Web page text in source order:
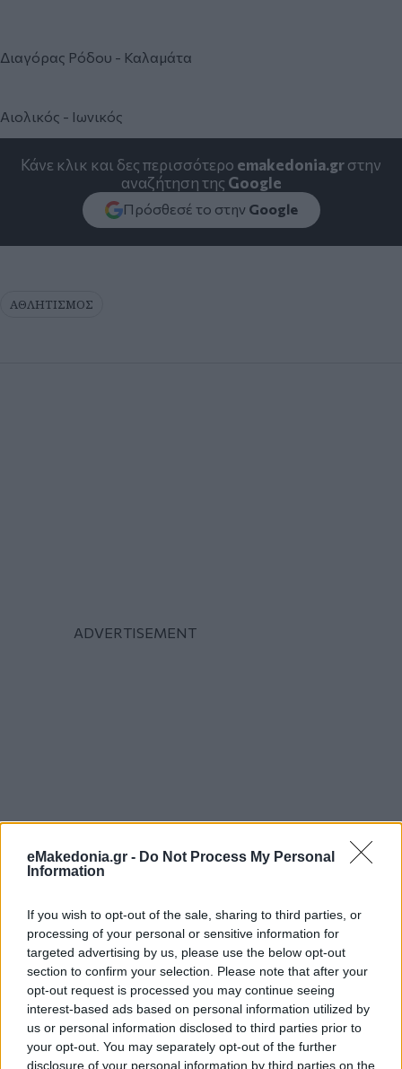
eMakedonia.gr - Do Not Process My Personal
Information
If you wish to opt-out of the sale, sharing to third parties, or
processing of your personal or sensitive information for
targeted advertising by us, please use the below opt-out
section to confirm your selection. Please note that after your
opt-out request is processed you may continue seeing
interest-based ads based on personal information utilized by
us or personal information disclosed to third parties prior to
your opt-out. You may separately opt-out of the further
disclosure of your personal information by third parties on the
Διαγόρας Ρόδου - Καλαμάτα
Αιολικός - Ιωνικός
Κάνε κλικ και δες περισσότερο emakedonia.grστην
αναζήτηση της Google
Πρόσθεσέ το στην Google
ΑΘΛΗΤΙΣΜΟΣ